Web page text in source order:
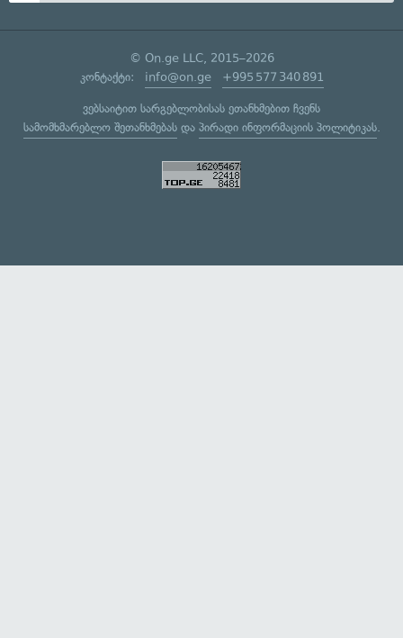
© On.ge LLC, 2015–2026
კონტაქტი: info@on.ge +995 577 340 891
ვებსაიტით სარგებლობისას ეთანხმებით ჩვენს
სამომხმარებლო შეთანხმებასდა პირადი ინფორმაციის პოლიტიკას.